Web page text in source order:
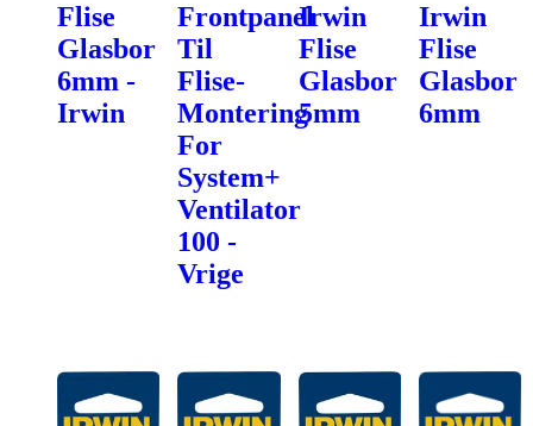
Flise
Glasbor
6mm -
Irwin
Frontpanel
Til
Flise-
Montering
For
System+
Ventilator
100 -
Vrige
Irwin
Flise
Glasbor
5mm
Irwin
Flise
Glasbor
6mm